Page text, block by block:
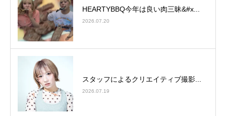
HEARTYBBQ今年は良い肉三昧&#x...
2026.07.20
スタッフによるクリエイティブ撮影...
2026.07.19